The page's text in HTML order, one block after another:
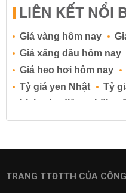
LIÊN KẾT NỔI
Giá vàng hôm nay
Giá xăng dầu hôm nay
Giá heo hơi hôm nay
Tỷ giá yen Nhật
Tỷ
Lịch cúp điện
Lãi
Lãi suất tiết kiệm
Lãi
Lãi suất ngân hàng
TRANG TTĐTTH CỦA